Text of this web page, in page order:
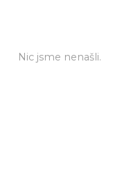
Nic jsme nenašli.